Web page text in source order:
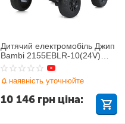
Дитячий електромобіль Джип
Bambi 2155EBLR-10(24V)
Toyota
наявність уточнюйте
10 146 грн ціна: